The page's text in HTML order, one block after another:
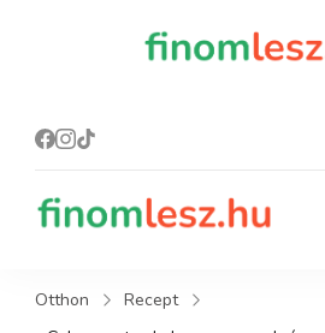
Otthon
Recept